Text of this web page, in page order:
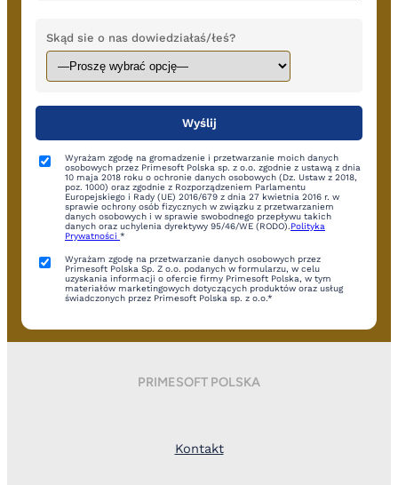
Skąd sie o nas dowiedziałaś/łeś?
Wyrażam zgodę na gromadzenie i przetwarzanie moich danych
osobowych przez Primesoft Polska sp. z o.o. zgodnie z ustawą z dnia
10 maja 2018 roku o ochronie danych osobowych (Dz. Ustaw z 2018,
poz. 1000) oraz zgodnie z Rozporządzeniem Parlamentu
Europejskiego i Rady (UE) 2016/679 z dnia 27 kwietnia 2016 r. w
sprawie ochrony osób fizycznych w związku z przetwarzaniem
danych osobowych i w sprawie swobodnego przepływu takich
danych oraz uchylenia dyrektywy 95/46/WE (RODO).Polityka
Prywatności *
Wyrażam zgodę na przetwarzanie danych osobowych przez
Primesoft Polska Sp. Z o.o. podanych w formularzu, w celu
uzyskania informacji o ofercie firmy Primesoft Polska, w tym
materiałów marketingowych dotyczących produktów oraz usług
świadczonych przez Primesoft Polska sp. z o.o.*
PRIMESOFT POLSKA
Kontakt